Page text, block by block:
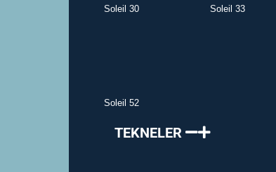
Soleil 30 Soleil 33
Soleil 52
TEKNELER